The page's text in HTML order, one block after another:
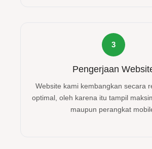
3
Pengerjaan
Website kami kembangkan secara
optimal, oleh karena itu tampil
maupun perangkat